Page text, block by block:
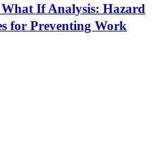
If Analysis: Hazard
for Preventing Work